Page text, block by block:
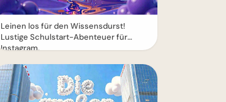
Leinen los für den Wissensdurst!
Lustige Schulstart-Abenteuer für
Instagram.